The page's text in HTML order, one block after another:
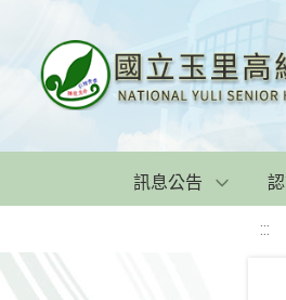
訊息公告
:::